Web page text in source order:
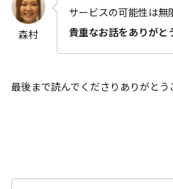
森村
サービスの可能性は無
貴重なお話をありがと
最後まで読んでくださりありがとう